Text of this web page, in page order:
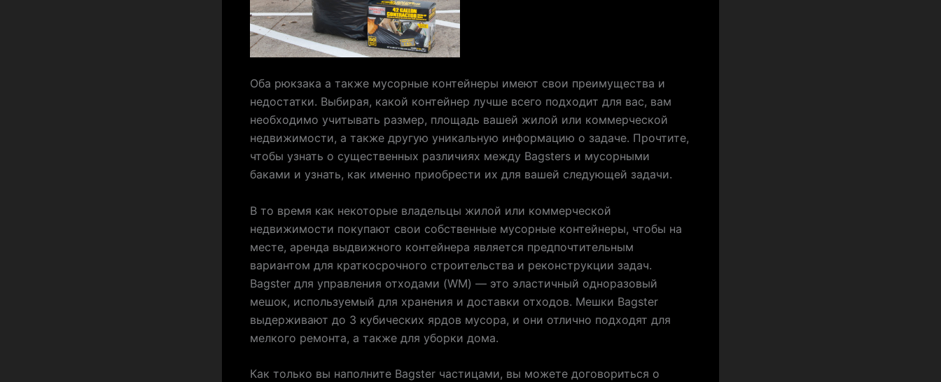
Оба рюкзака а также мусорные контейнеры имеют свои преимущества и
недостатки. Выбирая, какой контейнер лучше всего подходит для вас, вам
необходимо учитывать размер, площадь вашей жилой или коммерческой
недвижимости, а также другую уникальную информацию о задаче. Прочтите,
чтобы узнать о существенных различиях между Bagsters и мусорными
баками и узнать, как именно приобрести их для вашей следующей задачи.
В то время как некоторые владельцы жилой или коммерческой
недвижимости покупают свои собственные мусорные контейнеры, чтобы на
месте, аренда выдвижного контейнера является предпочтительным
вариантом для краткосрочного строительства и реконструкции задач.
Bagster для управления отходами (WM) — это эластичный одноразовый
мешок, используемый для хранения и доставки отходов. Мешки Bagster
выдерживают до 3 кубических ярдов мусора, и они отлично подходят для
мелкого ремонта, а также для уборки дома.
Как только вы наполните Bagster частицами, вы можете договориться о